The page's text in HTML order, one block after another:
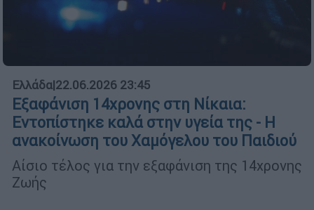
Ελλάδα|22.06.2026 23:45
Εξαφάνιση 14χρονης στη Νίκαια:
Εντοπίστηκε καλά στην υγεία της - Η
ανακοίνωση του Χαμόγελου του Παιδιού
Αίσιο τέλος για την εξαφάνιση της 14χρονης
Ζωής